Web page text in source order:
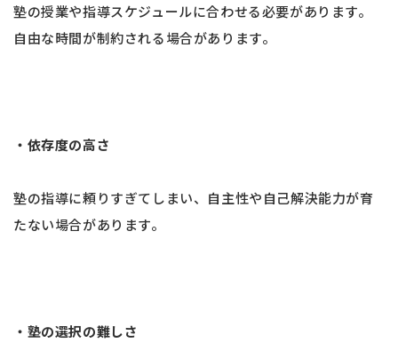
塾の授業や指導スケジュールに合わせる必要があります。
自由な時間が制約される場合があります。
・依存度の高さ
塾の指導に頼りすぎてしまい、自主性や自己解決能力が育
たない場合があります。
・塾の選択の難しさ